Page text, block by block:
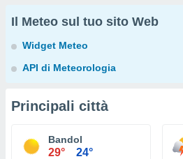
Il Meteo sul tuo sito Web
Widget Meteo
API di Meteorologia
Principali città
Bandol
29° 24°